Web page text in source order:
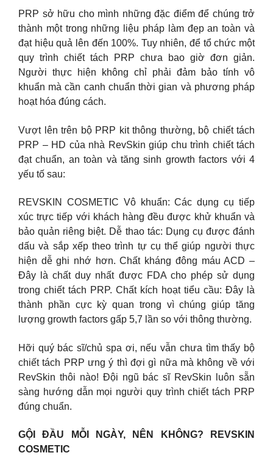
PRP sở hữu cho mình những đặc điểm để chúng trở
thành một trong những liệu pháp làm đẹp an toàn và
đạt hiệu quả lên đến 100%. Tuy nhiên, để tổ chức một
quy trình chiết tách PRP chưa bao giờ đơn giản.
Người thực hiện không chỉ phải đảm bảo tính vô
khuẩn mà cần canh chuẩn thời gian và phương pháp
hoạt hóa đúng cách.
Vượt lên trên bộ PRP kit thông thường, bộ chiết tách
PRP – HD của nhà RevSkin giúp chu trình chiết tách
đạt chuẩn, an toàn và tăng sinh growth factors với 4
yếu tố sau:
REVSKIN COSMETIC Vô khuẩn: Các dụng cụ tiếp
xúc trực tiếp với khách hàng đều được khử khuẩn và
bảo quản riêng biệt. Dễ thao tác: Dụng cụ được đánh
dấu và sắp xếp theo trình tự cụ thể giúp người thực
hiện dễ ghi nhớ hơn. Chất kháng đông máu ACD –
Đây là chất duy nhất được FDA cho phép sử dụng
trong chiết tách PRP. Chất kích hoạt tiểu cầu: Đây là
thành phần cực kỳ quan trong vì chúng giúp tăng
lượng growth factors gấp 5,7 lần so với thông thường.
Hỡi quý bác sĩ/chủ spa ơi, nếu vẫn chưa tìm thấy bộ
chiết tách PRP ưng ý thì đợi gì nữa mà không về với
RevSkin thôi nào! Đội ngũ bác sĩ RevSkin luôn sẵn
sàng hướng dẫn mọi người quy trình chiết tách PRP
đúng chuẩn.
GỘI ĐẦU MỖI NGÀY, NÊN KHÔNG? REVSKIN
COSMETIC